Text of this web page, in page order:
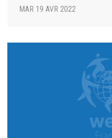
MAR 19 AVR 2022